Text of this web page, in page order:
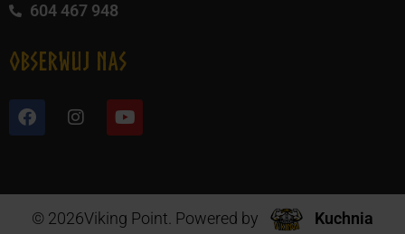
604 467 948
obserwuj nas
© 2026Viking Point. Powered by Kuchnia